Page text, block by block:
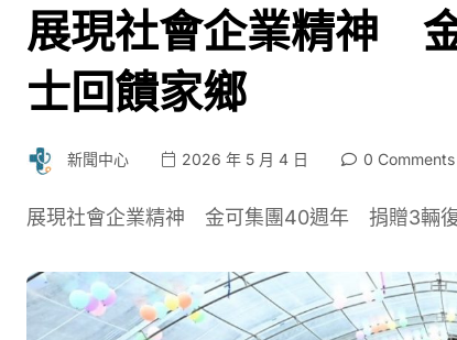
展現社會企業精神
士回饋家鄉
新聞中心 2026 年 5 月 4 日 0 Comments
展現社會企業精神 金可集團40週年 捐贈3輛